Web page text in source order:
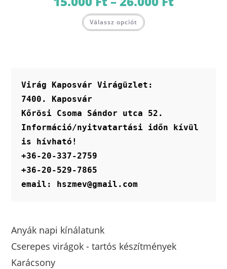
15.000 Ft
Válassz opciót a
termékoldalon
választhatók
Virág Kaposvár Virágüzlet:
7400. Kaposvár
Kőrösi Csoma Sándor utca 52.
Információ/nyitvatartási időn kívül
is hívható!
+36-20-337-2759
+36-20-529-7865
email: hszmev@gmail.com
Anyák napi kínálatunk
Cserepes virágok - tartós készítmények
Karácsony